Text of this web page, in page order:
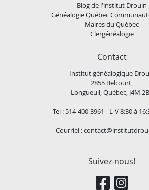
Blog de l'institut Drouin
Généalogie Québec
Maires du Québec
Clergénéalogie
Contact
Institut généalogique
2855 Belcourt,
Longueuil, Québec, J4M
Tel : 514-400-3961 - L-V 8:30 à
Courriel :
Suivez-nous!